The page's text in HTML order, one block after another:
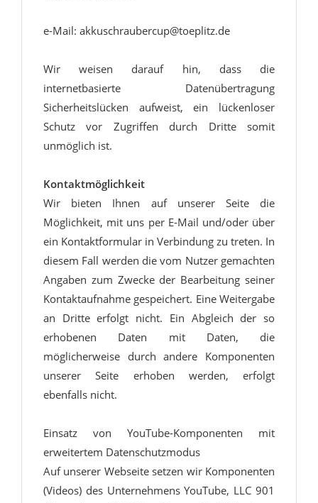
e-Mail: akkuschraubercup@toeplitz.de
Wir weisen darauf hin, dass die
internetbasierte Datenübertragung
Sicherheitslücken aufweist, ein lückenloser
Schutz vor Zugriffen durch Dritte somit
unmöglich ist.
Kontaktmöglichkeit
Wir bieten Ihnen auf unserer Seite die
Möglichkeit, mit uns per E-Mail und/oder über
ein Kontaktformular in Verbindung zu treten. In
diesem Fall werden die vom Nutzer gemachten
Angaben zum Zwecke der Bearbeitung seiner
Kontaktaufnahme gespeichert. Eine Weitergabe
an Dritte erfolgt nicht. Ein Abgleich der so
erhobenen Daten mit Daten, die
möglicherweise durch andere Komponenten
unserer Seite erhoben werden, erfolgt
ebenfalls nicht.
Einsatz von YouTube-Komponenten mit
erweitertem Datenschutzmodus
Auf unserer Webseite setzen wir Komponenten
(Videos) des Unternehmens YouTube, LLC 901